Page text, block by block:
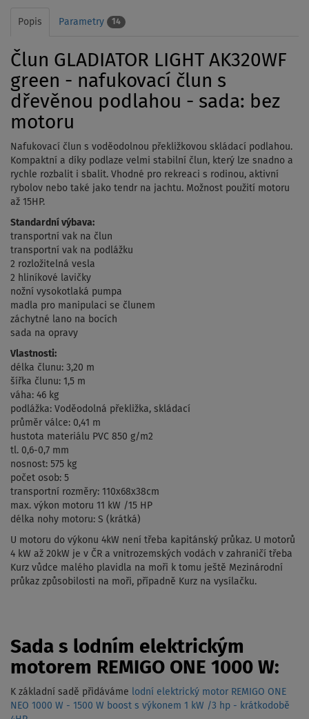
Popis Parametry 14
Člun GLADIATOR LIGHT AK320WF
green - nafukovací člun s
dřevěnou podlahou - sada: bez
motoru
Nafukovací člun s voděodolnou překližkovou skládací podlahou.
Kompaktní a díky podlaze velmi stabilní člun, který lze snadno a
rychle rozbalit i sbalit. Vhodné pro rekreaci s rodinou, aktivní
rybolov nebo také jako tendr na jachtu. Možnost použití motoru
až 15HP.
Standardní výbava:
transportní vak na člun
transportní vak na podlážku
2 rozložitelná vesla
2 hliníkové lavičky
nožní vysokotlaká pumpa
madla pro manipulaci se člunem
záchytné lano na bocích
sada na opravy
Vlastnosti:
délka člunu: 3,20 m
šířka člunu: 1,5 m
váha: 46 kg
podlážka: Voděodolná překližka, skládací
průměr válce: 0,41 m
hustota materiálu PVC 850 g/m2
tl. 0,6-0,7 mm
nosnost: 575 kg
počet osob: 5
transportní rozměry: 110x68x38cm
max. výkon motoru 11 kW /15 HP
délka nohy motoru: S (krátká)
U motoru do výkonu 4kW není třeba kapitánský průkaz. U motorů
4 kW až 20kW je v ČR a vnitrozemských vodách v zahraničí třeba
Kurz vůdce malého plavidla na moři k tomu ještě Mezinárodní
průkaz způsobilosti na moři, případně Kurz na vysílačku.
Sada s lodním elektrickým
motorem REMIGO ONE 1000 W:
K základní sadě přidáváme
lodní elektrický motor REMIGO ONE
NEO 1000 W - 1500 W boost s výkonem 1 kW /3 hp - krátkodobě